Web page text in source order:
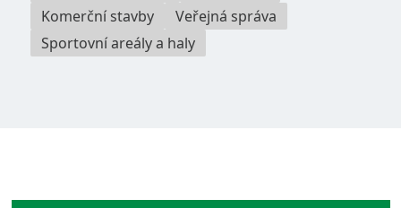
Komerční stavby
Veřejná správa
Sportovní areály a haly